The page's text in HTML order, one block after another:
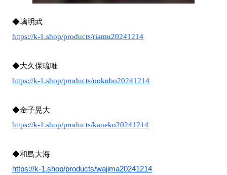
◆璃明武
https://k-1.shop/products/riamu20241214
◆大久保琉唯
https://k-1.shop/products/ookubo20241214
◆金子晃大
https://k-1.shop/products/kaneko20241214
◆和島大海
https://k-1.shop/products/wajima20241214